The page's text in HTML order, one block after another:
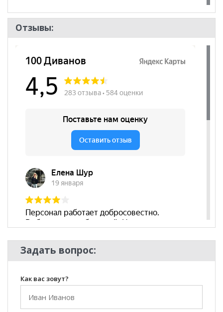
салонах сети!
Отзывы:
Задать вопрос:
Как вас зовут?